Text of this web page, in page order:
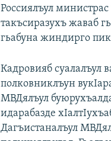
Россиялъул
такъсиразухъ жаваб
гьабуна жиндирго
Кадровияб суалалъул
полковниклъун
МВДялъул
идарабазде
Дагъистаналъул